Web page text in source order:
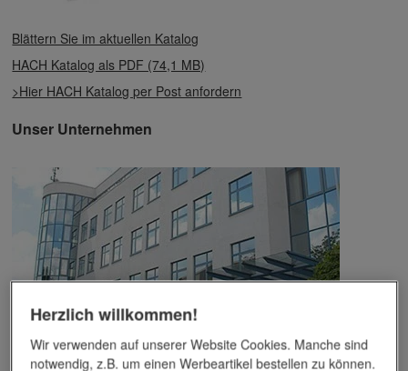
Blättern Sie im aktuellen Katalog
HACH Katalog als PDF (74,1 MB)
>Hier HACH Katalog per Post anfordern
Unser Unternehmen
Das Unternehmen verfügt über jahrzehntelange Erfahrung im
Herzlich willkommen!
Wir verwenden auf unserer Website Cookies. Manche sind
notwendig, z.B. um einen Werbeartikel bestellen zu können.